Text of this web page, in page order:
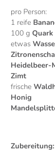
pro Person:
1 reife
100 g Quark
etwas
Heidelbeer-
Zimt
frische
Honig
Zubereitung: